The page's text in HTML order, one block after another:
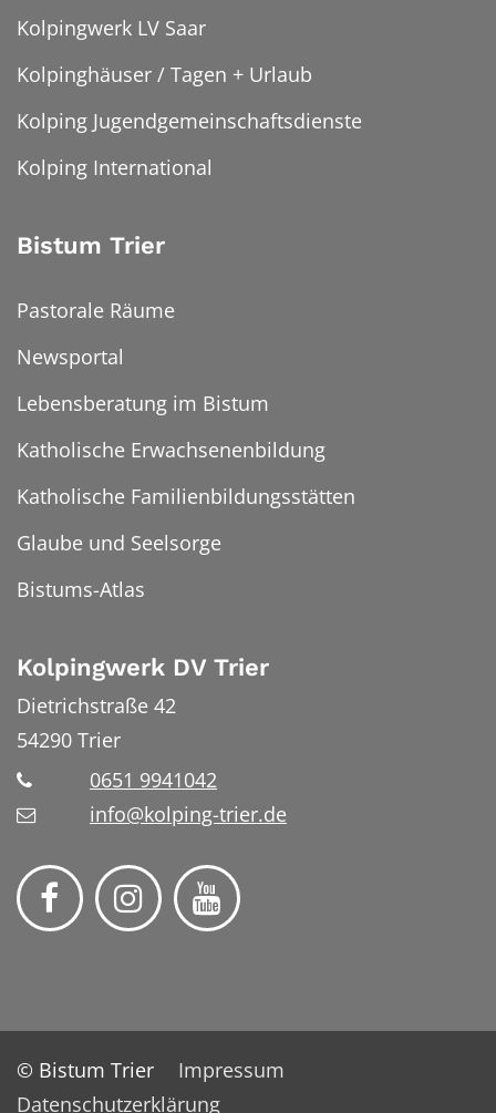
Kolpingwerk LV Saar
Kolpinghäuser / Tagen + Urlaub
Kolping Jugendgemeinschaftsdienste
Kolping International
Bistum Trier
Pastorale Räume
Newsportal
Lebensberatung im Bistum
Katholische Erwachsenenbildung
Katholische Familienbildungsstätten
Glaube und Seelsorge
Bistums-Atlas
Kolpingwerk DV Trier
Dietrichstraße 42
54290 Trier
0651 9941042
info@kolping-trier.de
© Bistum Trier
Impressum
Datenschutzerklärung